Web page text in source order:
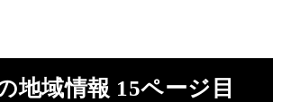
地域情報 15ページ目